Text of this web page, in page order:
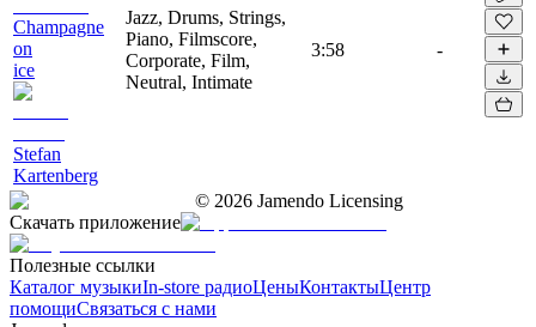
Champagne
on
ice
Stefan
Kartenberg
Jazz, Drums, Strings,
Piano, Filmscore,
Corporate, Film,
Neutral, Intimate
3:58 -
© 2026 Jamendo Licensing
Скачать приложение
Полезные ссылки
Каталог музыкиIn-store радиоЦеныКонтактыЦентр
помощиСвязаться с нами